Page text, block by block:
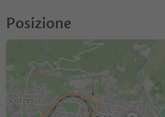
Posizione